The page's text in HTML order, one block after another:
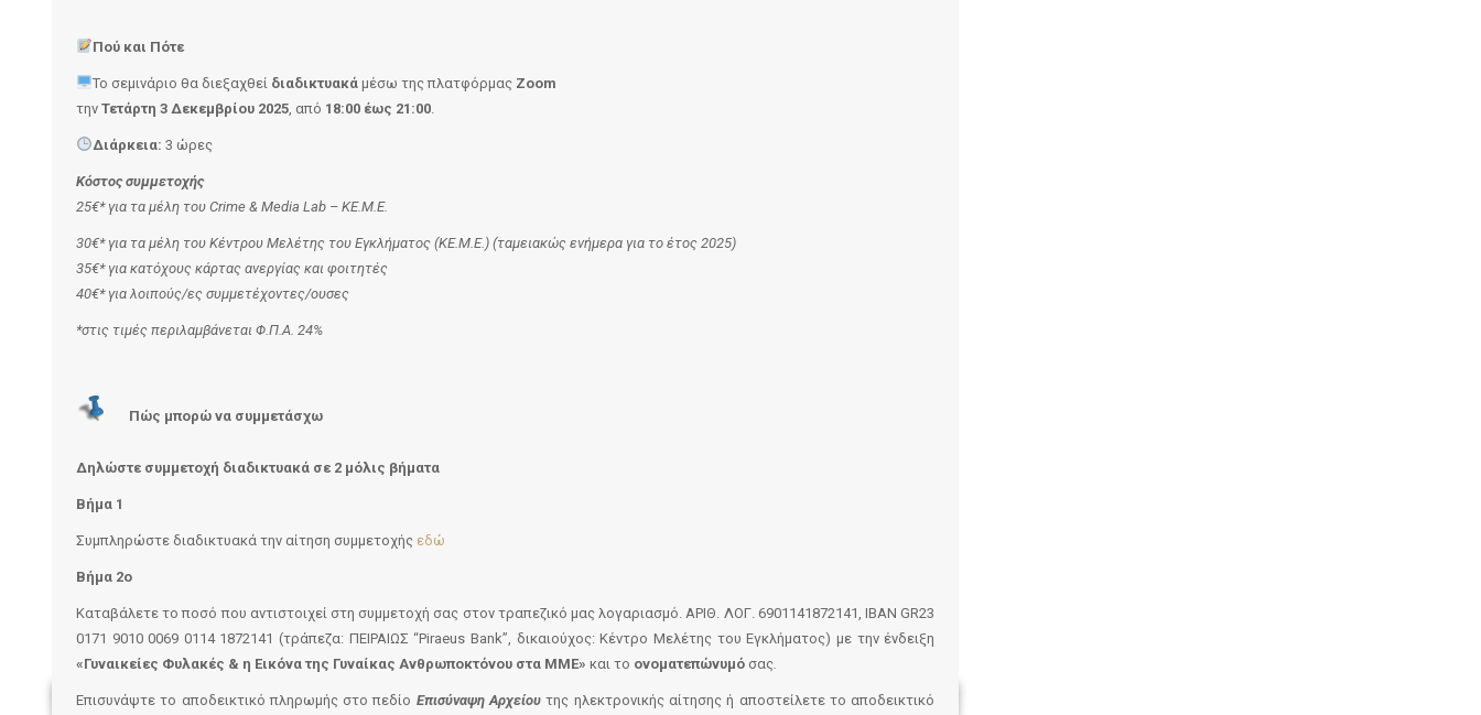
Πούκαι Πότε
Το σεμινάριο θα διεξαχθεί διαδικτυακάμέσω της πλατφόρμας Zoom
την Τετάρτη 3 Δεκεμβρίου 2025, από 18:00 έως 21:00.
Διάρκεια: 3 ώρες
Κόστος συμμετοχής
25€* για τα μέλη του Crime& Media Lab– ΚΕ.Μ.Ε.
30€* για τα μέλη του Κέντρου Μελέτης του Εγκλήματος (ΚΕ.Μ.Ε.) (ταμειακώς ενήμερα για το έτος 2025)
35€* για κατόχους κάρτας ανεργίας και φοιτητές
40€* για λοιπούς/ες συμμετέχοντες/ουσες
*στις τιμές περιλαμβάνεται Φ.Π.Α. 24%
Πώς μπορώ να συμμετάσχω
Δηλώστε συμμετοχή διαδικτυακά σε 2 μόλις βήματα
Βήμα 1
Συμπληρώστε διαδικτυακά την αίτηση συμμετοχής εδώ
Βήμα 2ο
Καταβάλετε το ποσό που αντιστοιχεί στη συμμετοχή σας στον τραπεζικό μας λογαριασμό. ΑΡΙΘ. ΛΟΓ. 6901141872141, ΙΒΑΝ GR23
0171 9010 0069 0114 1872141 (τράπεζα: ΠΕΙΡΑΙΩΣ “Piraeus Bank”, δικαιούχος: Κέντρο Μελέτης του Εγκλήματος) με την ένδειξη
«Γυναικείες Φυλακές & η Εικόνα της Γυναίκας Ανθρωποκτόνου στα ΜΜΕ» και το ονοματεπώνυμόσας.
Επισυνάψτε το αποδεικτικό πληρωμής στο πεδίο Επισύναψη Αρχείου της ηλεκτρονικής αίτησης ή αποστείλετε το αποδεικτικό